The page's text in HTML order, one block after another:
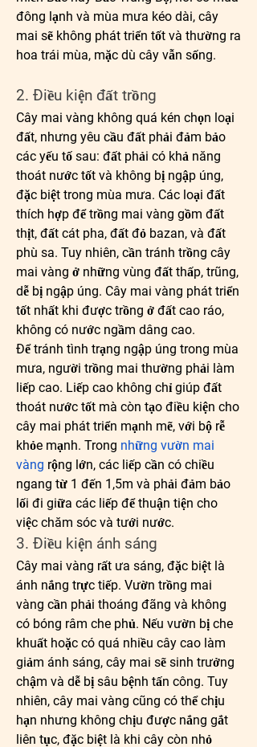
đông lạnh và mùa mưa kéo dài, cây
mai sẽ không phát triển tốt và thường ra
hoa trái mùa, mặc dù cây vẫn sống.
2. Điều kiện đất trồng
Cây mai vàng không quá kén chọn loại
đất, nhưng yêu cầu đất phải đảm bảo
các yếu tố sau: đất phải có khả năng
thoát nước tốt và không bị ngập úng,
đặc biệt trong mùa mưa. Các loại đất
thích hợp để trồng mai vàng gồm đất
thịt, đất cát pha, đất đỏ bazan, và đất
phù sa. Tuy nhiên, cần tránh trồng cây
mai vàng ở những vùng đất thấp, trũng,
dễ bị ngập úng. Cây mai vàng phát triển
tốt nhất khi được trồng ở đất cao ráo,
không có nước ngầm dâng cao.
Để tránh tình trạng ngập úng trong mùa
mưa, người trồng mai thường phải làm
liếp cao. Liếp cao không chỉ giúp đất
thoát nước tốt mà còn tạo điều kiện cho
cây mai phát triển mạnh mẽ, với bộ rễ
khỏe mạnh. Trong những vườn mai
vàng rộng lớn, các liếp cần có chiều
ngang từ 1 đến 1,5m và phải đảm bảo
lối đi giữa các liếp để thuận tiện cho
việc chăm sóc và tưới nước.
3. Điều kiện ánh sáng
Cây mai vàng rất ưa sáng, đặc biệt là
ánh nắng trực tiếp. Vườn trồng mai
vàng cần phải thoáng đãng và không
có bóng râm che phủ. Nếu vườn bị che
khuất hoặc có quá nhiều cây cao làm
giảm ánh sáng, cây mai sẽ sinh trưởng
chậm và dễ bị sâu bệnh tấn công. Tuy
nhiên, cây mai vàng cũng có thể chịu
hạn nhưng không chịu được nắng gắt
liên tục, đặc biệt là khi cây còn nhỏ